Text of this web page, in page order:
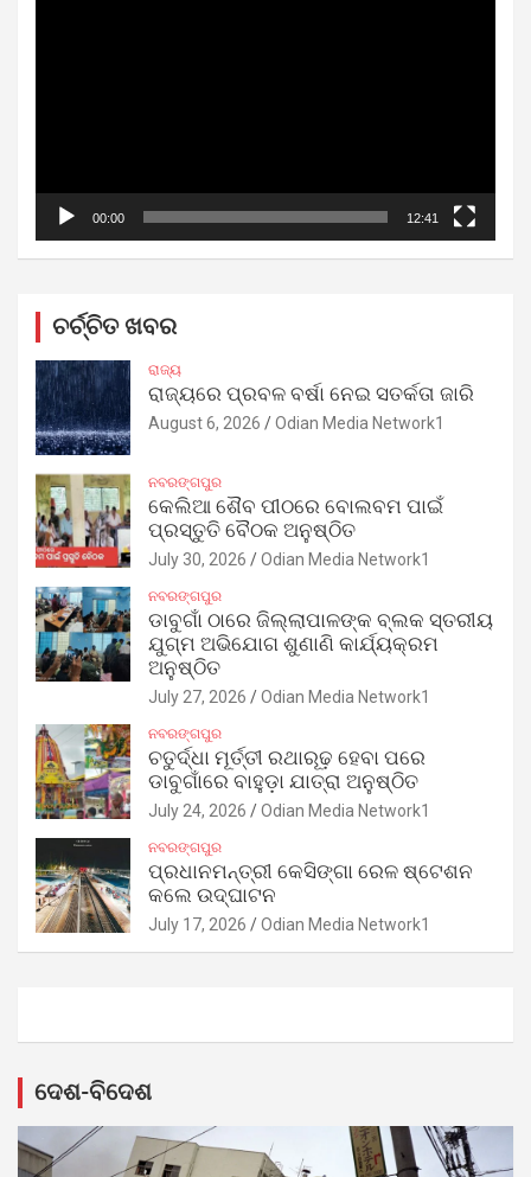
00:00 12:41
ଚର୍ଚ୍ଚିତ ଖବର
ରାଜ୍ୟ
ରାଜ୍ୟରେ ପ୍ରବଳ ବର୍ଷା ନେଇ ସତର୍କତା ଜାରି
August 6, 2026 Odian Media Network1
ନବରଙ୍ଗପୁର
କେଲିଆ ଶୈବ ପୀଠରେ ବୋଲବମ ପାଇଁ
ପ୍ରସ୍ତୁତି ବୈଠକ ଅନୁଷ୍ଠିତ
July 30, 2026 Odian Media Network1
ନବରଙ୍ଗପୁର
ଡାବୁଗାଁ ଠାରେ ଜିଲ୍ଲାପାଳଙ୍କ ବ୍ଲକ ସ୍ତରୀୟ
ଯୁଗ୍ମ ଅଭିଯୋଗ ଶୁଣାଣି କାର୍ଯ୍ୟକ୍ରମ
ଅନୁଷ୍ଠିତ
July 27, 2026 Odian Media Network1
ନବରଙ୍ଗପୁର
ଚତୁର୍ଦ୍ଧା ମୂର୍ତ୍ତୀ ରଥାରୂଢ଼ ହେବା ପରେ
ଡାବୁଗାଁରେ ବାହୁଡ଼ା ଯାତ୍ରା ଅନୁଷ୍ଠିତ
July 24, 2026 Odian Media Network1
ନବରଙ୍ଗପୁର
ପ୍ରଧାନମନ୍ତ୍ରୀ କେସିଙ୍ଗା ରେଳ ଷ୍ଟେଶନ
କଲେ ଉଦ୍‌ଘାଟନ
July 17, 2026 Odian Media Network1
ଦେଶ-ବିଦେଶ